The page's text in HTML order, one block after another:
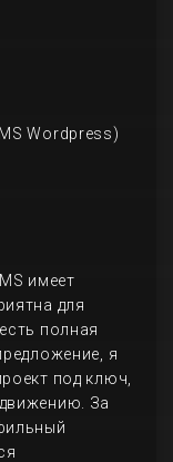
Wordpress)
имеет
для
полная
я
под ключ,
За